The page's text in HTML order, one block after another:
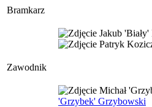
Bramkarz
Zawodnik
'Grzybek' Grzybowski